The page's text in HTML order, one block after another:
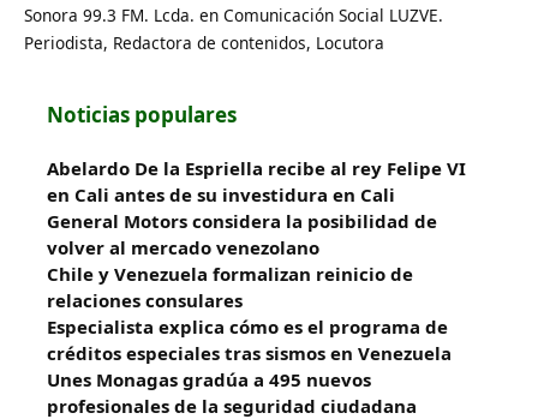
Sonora 99.3 FM. Lcda. en Comunicación Social LUZVE.
Periodista, Redactora de contenidos, Locutora
Noticias populares
Abelardo De la Espriella recibe al rey Felipe VI
en Cali antes de su investidura en Cali
General Motors considera la posibilidad de
volver al mercado venezolano
Chile y Venezuela formalizan reinicio de
relaciones consulares
Especialista explica cómo es el programa de
créditos especiales tras sismos en Venezuela
Unes Monagas gradúa a 495 nuevos
profesionales de la seguridad ciudadana